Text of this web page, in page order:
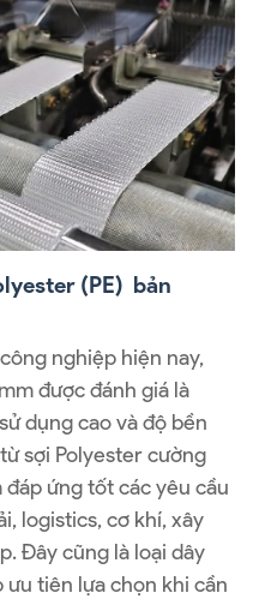
(PE) bản
nghiệp hiện nay,
được đánh giá là
dụng cao và độ bền
sợi Polyester cường
ứng tốt các yêu cầu
logistics, cơ khí, xây
Đây cũng là loại dây
tiên lựa chọn khi cần